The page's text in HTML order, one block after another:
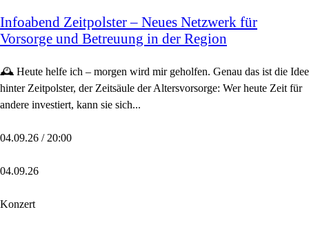
Infoabend Zeitpolster – Neues Netzwerk für
Vorsorge und Betreuung in der Region
🕰️ Heute helfe ich – morgen wird mir geholfen. Genau das ist die Idee
hinter Zeitpolster, der Zeitsäule der Altersvorsorge: Wer heute Zeit für
andere investiert, kann sie sich...
04.09.26 / 20:00
04.09.26
Konzert